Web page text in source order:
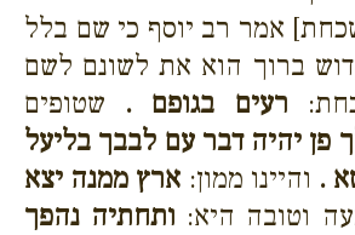
אמר רב יוסף כי שם בלל
ברוך הוא את לשונם לשם
רעים בגופם . שטופים
פן יהיה דבר עם לבבך בליעל
. והיינו ממון: ארץ ממנה יצא
וטובה היא: ותחתיה נהפך